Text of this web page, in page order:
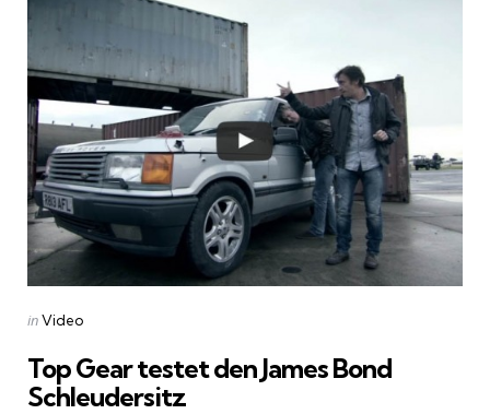
Categories
Posted
inVideo
Top Gear testet den James Bond
Schleudersitz